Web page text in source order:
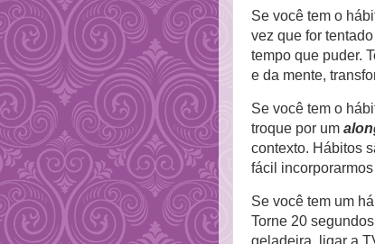
Se você tem o
vez que for
tempo que puder.
e da mente,
Se você tem o
troque por um
contexto. Hábitos
fácil
Se você tem um
Torne 20
geladeira, ligar a